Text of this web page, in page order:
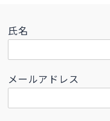
氏名
メールアドレス